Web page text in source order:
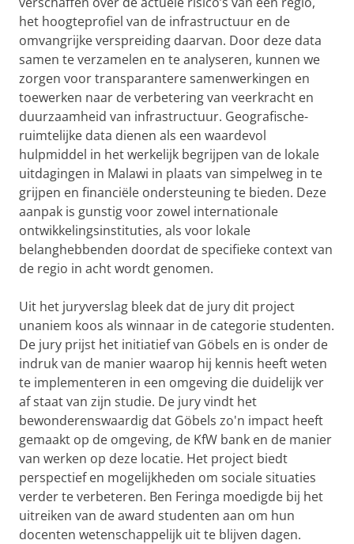
het hoogteprofiel van de infrastructuur en de
omvangrijke verspreiding daarvan. Door deze data
samen te verzamelen en te analyseren, kunnen we
zorgen voor transparantere samenwerkingen en
toewerken naar de verbetering van veerkracht en
duurzaamheid van infrastructuur. Geografische-
ruimtelijke data dienen als een waardevol
hulpmiddel in het werkelijk begrijpen van de lokale
uitdagingen in Malawi in plaats van simpelweg in te
grijpen en financiële ondersteuning te bieden. Deze
aanpak is gunstig voor zowel internationale
ontwikkelingsinstituties, als voor lokale
belanghebbenden doordat de specifieke context van
de regio in acht wordt genomen.
Uit het juryverslag bleek dat de jury dit project
unaniem koos als winnaar in de categorie studenten.
De jury prijst het initiatief van Göbels en is onder de
indruk van de manier waarop hij kennis heeft weten
te implementeren in een omgeving die duidelijk ver
af staat van zijn studie. De jury vindt het
bewonderenswaardig dat Göbels zo'n impact heeft
gemaakt op de omgeving, de KfW bank en de manier
van werken op deze locatie. Het project biedt
perspectief en mogelijkheden om sociale situaties
verder te verbeteren. Ben Feringa moedigde bij het
uitreiken van de award studenten aan om hun
docenten wetenschappelijk uit te blijven dagen.